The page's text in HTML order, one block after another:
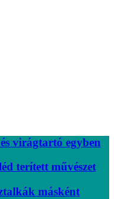
virágtartó egyben
terített művészet
másként